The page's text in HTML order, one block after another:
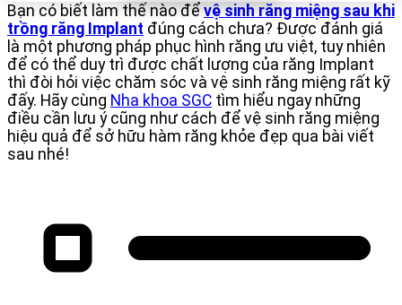
Bạn có biết làm thế nào đểvệ sinh răng miệng sau khi
trồng răng Implant đúng cách chưa? Được đánh giá
là một phương pháp phục hình răng ưu việt, tuy nhiên
để có thể duy trì được chất lượng của răng Implant
thì đòi hỏi việc chăm sóc và vệ sinh răng miệng rất kỹ
đấy. Hãy cùng Nha khoa SGC tìm hiểu ngay những
điều cần lưu ý cũng như cách để vệ sinh răng miệng
hiệu quả để sở hữu hàm răng khỏe đẹp qua bài viết
sau nhé!